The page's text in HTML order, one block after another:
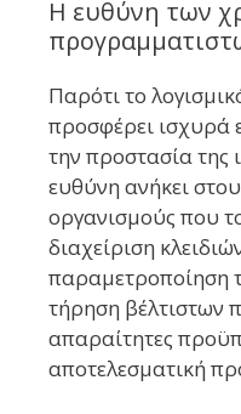
Η ευθύνη των
Παρότι το
προσφέρει ισχυρά
την προστασία της
ευθύνη ανήκει
οργανισμούς που
διαχείριση
παραμετροποίηση
τήρηση βέλτιστων
απαραίτητες
αποτελεσματική